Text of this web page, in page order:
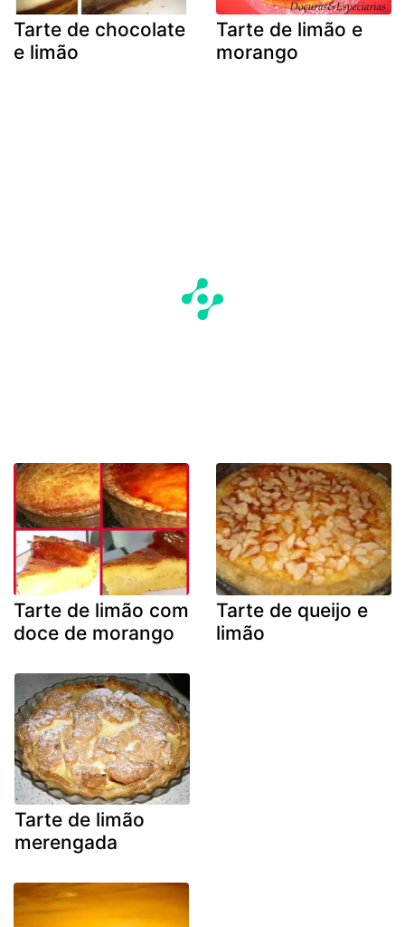
Tarte de chocolate
e limão
Tarte de limão e
morango
Tarte de limão com
doce de morango
Tarte de queijo e
limão
Tarte de limão
merengada